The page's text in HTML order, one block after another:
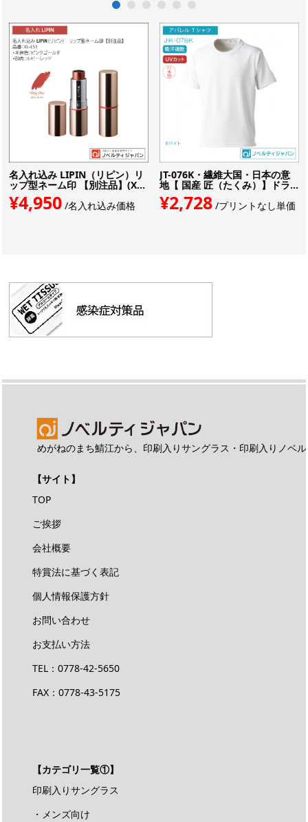
名入れ込み LIPIN（リピン）リ
ップ型ネーム印 【別注品】(X...
¥4,950/名入れ込み価格
JT-076K・繊維大国・日本の意
地【 国産 匠（たくみ）】ドラ...
¥2,728/プリントなし単価
1 2 3 4 5 6
めがねのまち鯖江から、印刷入りサングラス・印刷入りノベ
【サイト】
TOP
ご挨拶
会社概要
特賞法に基づく表記
個人情報保護方針
お問い合わせ
お支払い方法
TEL：0778-42-5650
FAX：0778-43-5175
【カテゴリ一覧①】
印刷入りサングラス
・メンズ向け